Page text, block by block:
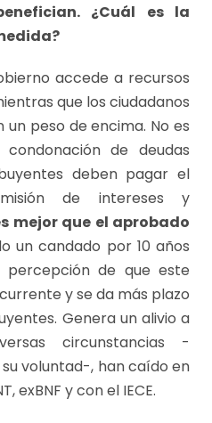
¿Cuál es la
accede a recursos
que los ciudadanos
peso de encima. No es
de deudas
deben pagar el
de intereses y
mejor que el aprobado
un candado por 10 años
de que este
y se da más plazo
Genera un alivio a
circunstancias -
voluntad-, han caído en
exBNF y con el IECE.